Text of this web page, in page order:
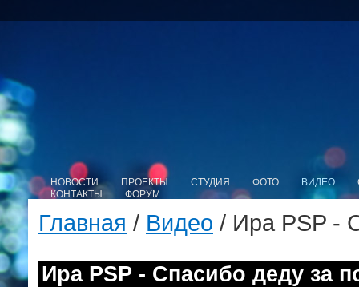
НОВОСТИ ПРОЕКТЫ СТУДИЯ ФОТО ВИДЕО
КОНТАКТЫ
ФОРУМ
Главная / Видео / Ира PSP -
Ира PSP - Спасибо деду за